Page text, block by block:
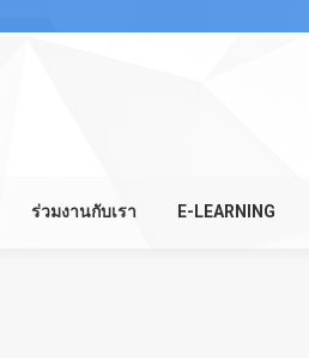
ร่วมงานกับเรา E-LEARNING